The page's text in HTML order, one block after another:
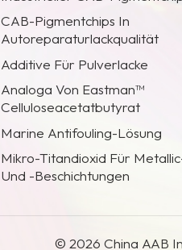
CAB-Pigmentchips In
Autoreparaturlackqualität
Additive Für Pulverlacke
Analoga Von Eastman™
Celluloseacetatbutyrat
Marine Antifouling-Lösung
Mikro-Titandioxid Für
Und -Beschichtungen
© 2026 China AAB